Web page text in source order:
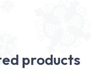
products